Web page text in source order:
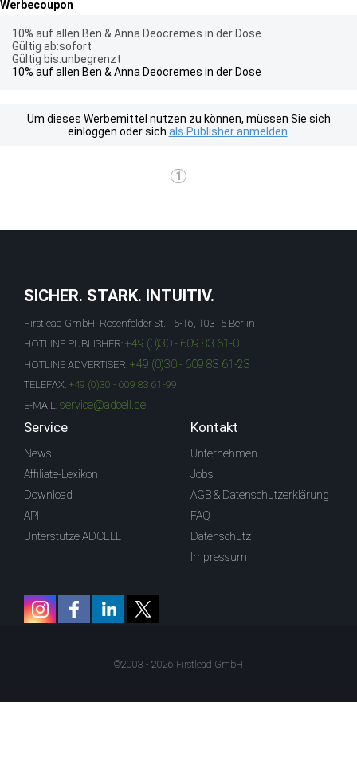
Werbecoupon
10% auf allen Ben & Anna Deocremes in der Dose
Gültig ab:sofort
Gültig bis:unbegrenzt
10% auf allen Ben & Anna Deocremes in der Dose
Um dieses Werbemittel nutzen zu können, müssen Sie sich
einloggen oder sich als Publisher anmelden
1
SICHER. STARK. INTUITIV.
Firstlead GmbH, Rosenfelder St. 15-16, 10315 Berlin
HOTLINE PUBLISHER: +49 (0)30 - 609 83 61-0
HOTLINE ADVERTISER: +49 (0)30 - 609 83 61-23
TELEFAX: +49 (0)30 - 609 83 61-99
E-MAIL: service@adcell.de
Service
News
Affiliate-Lexikon
Download
API
Unterstütze ADCELL
Kontakt
Unternehmen
Jobs
AGB & Datenschutzerklärung
FAQ
Datenschutz
Impressum
©2003 - 2026 Firstlead GmbH